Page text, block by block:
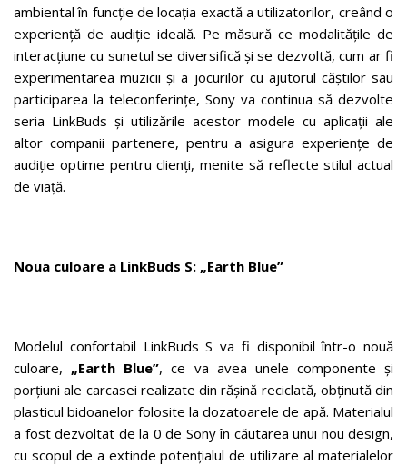
ambiental în funcție de locația exactă a utilizatorilor, creând o
experiență de audiție ideală. Pe măsură ce modalitățile de
interacțiune cu sunetul se diversifică și se dezvoltă, cum ar fi
experimentarea muzicii și a jocurilor cu ajutorul căștilor sau
participarea la teleconferințe, Sony va continua să dezvolte
seria LinkBuds și utilizările acestor modele cu aplicații ale
altor companii partenere, pentru a asigura experiențe de
audiție optime pentru clienți, menite să reflecte stilul actual
de viață.
Noua culoare a LinkBuds S: „Earth Blue”
Modelul confortabil LinkBuds S va fi disponibil într-o nouă
culoare, „Earth Blue”, ce va avea unele componente și
porțiuni ale carcasei realizate din rășină reciclată, obținută din
plasticul bidoanelor folosite la dozatoarele de apă. Materialul
a fost dezvoltat de la 0 de Sony în căutarea unui nou design,
cu scopul de a extinde potențialul de utilizare al materialelor